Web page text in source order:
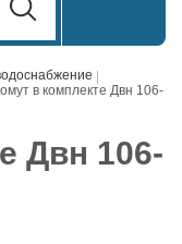
в комплекте Двн 106-
Двн 106-